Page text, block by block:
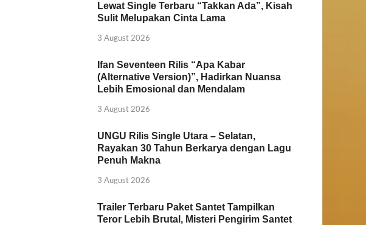
Lewat Single Terbaru “Takkan Ada”, Kisah
Sulit Melupakan Cinta Lama
3 August 2026
Ifan Seventeen Rilis “Apa Kabar
(Alternative Version)”, Hadirkan Nuansa
Lebih Emosional dan Mendalam
3 August 2026
UNGU Rilis Single Utara – Selatan,
Rayakan 30 Tahun Berkarya dengan Lagu
Penuh Makna
3 August 2026
Trailer Terbaru Paket Santet Tampilkan
Teror Lebih Brutal, Misteri Pengirim Santet